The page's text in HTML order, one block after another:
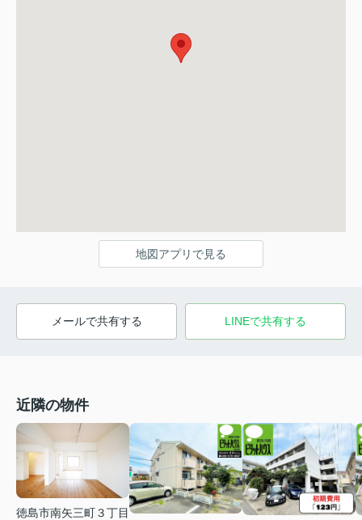
地図アプリで見る
メールで共有する LINEで共有する
近隣の物件
徳島市南矢三町３丁目